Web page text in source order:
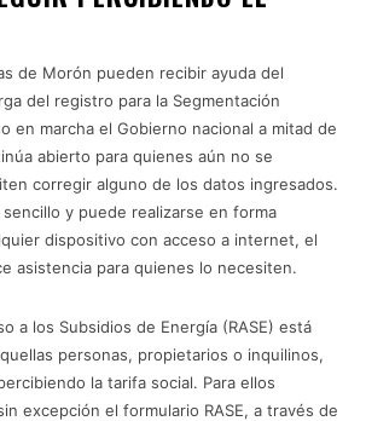
de Morón pueden recibir ayuda del
del registro para la Segmentación
en marcha el Gobierno nacional a mitad de
abierto para quienes aún no se
corregir alguno de los datos ingresados.
y puede realizarse en forma
dispositivo con acceso a internet, el
asistencia para quienes lo necesiten.
a los Subsidios de Energía (RASE) está
personas, propietarios o inquilinos,
la tarifa social. Para ellos
excepción el formulario RASE, a través de